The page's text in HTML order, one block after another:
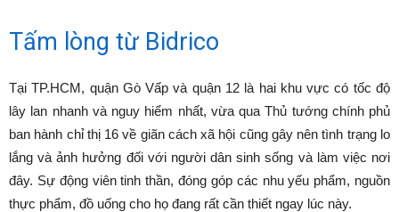
Tấm lòng từ Bidrico
Tại TP.HCM, quận Gò Vấp và quận 12 là hai khu vực có tốc độ
lây lan nhanh và nguy hiểm nhất, vừa qua Thủ tướng chính phủ
ban hành chỉ thị 16 về giãn cách xã hội cũng gây nên tình trạng lo
lắng và ảnh hưởng đối với người dân sinh sống và làm việc nơi
đây. Sự động viên tinh thần, đóng góp các nhu yếu phẩm, nguồn
thực phẩm, đồ uống cho họ đang rất cần thiết ngay lúc này.